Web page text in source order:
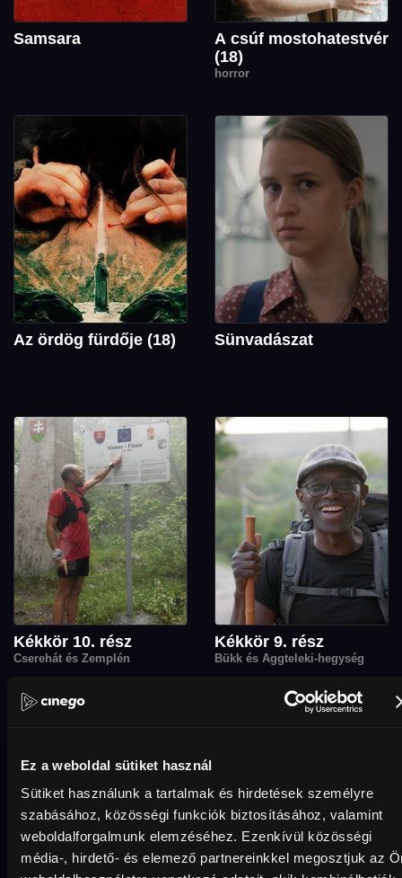
Ez a weboldal sütiket használ
Sütiket használunk a tartalmak és hirdetések személyre
szabásához, közösségi funkciók biztosításához, valamint
weboldalforgalmunk elemzéséhez. Ezenkívül közösségi
média-, hirdető- és elemező partnereinkkel megosztjuk az
Samsara
A csúf mostohatestvér
(18)
horror
Az ördög fürdője (18) Sünvadászat
Kékkör 10. rész
Cserehát és Zemplén
Kékkör 9. rész
Bükk és Aggteleki-hegység